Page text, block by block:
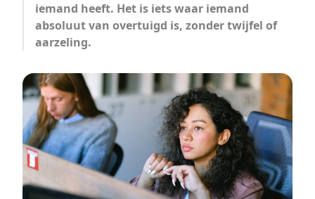
iemand heeft. Het is iets waar iemand
absoluut van overtuigd is, zonder twijfel of
aarzeling.